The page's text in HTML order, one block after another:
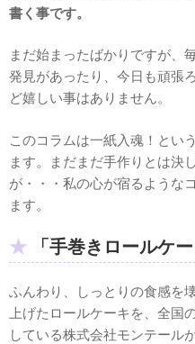
書く事です。
まだ始まったばかりですが、
発見があったり、今日も頑張
ど嬉しい事はありません。
このコラムは一紙入魂！とい
ます。まだまだ手作りとは決
が・・・私の心が宿るような
ます。
「手巻きロールケ
ふんわり、しっとりの食感を
上げたロールケーキを、全国
している株式会社モンテール